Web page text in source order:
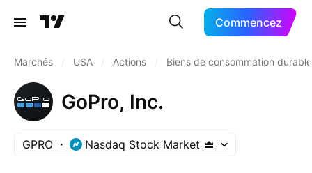
Commencez
Marchés USA Actions Biens de consommation
GoPro, Inc.
GPRO Nasdaq Stock Market